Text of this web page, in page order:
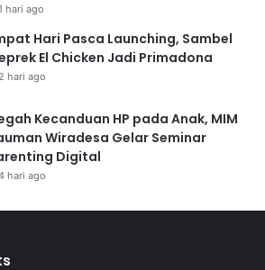
hari ago
Hari Pasca Launching, Sambel
El Chicken Jadi Primadona
2 hari ago
Kecanduan HP pada Anak, MIM
Wiradesa Gelar Seminar
Digital
hari ago